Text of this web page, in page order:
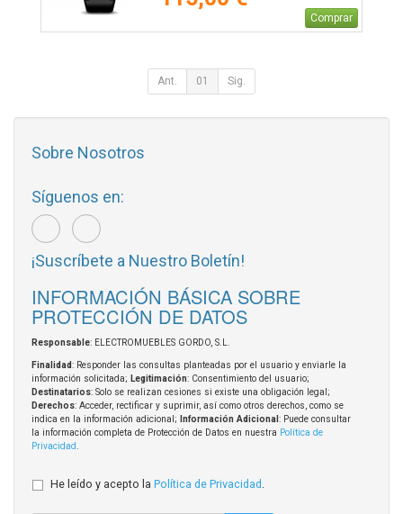
Comprar
Ant. 01 Sig.
Sobre Nosotros
Síguenos en:
¡Suscríbete a Nuestro Boletín!
INFORMACIÓN BÁSICA SOBRE
PROTECCIÓN DE DATOS
Responsable: ELECTROMUEBLES GORDO, S.L.
Finalidad: Responder las consultas planteadas por el usuario y enviarle la
información solicitada; Legitimación: Consentimiento del usuario;
Destinatarios: Solo se realizan cesiones si existe una obligación legal;
Derechos: Acceder, rectificar y suprimir, así como otros derechos, como se
indica en la información adicional;
Información Adicional : Puede consultar
la información completa de Protección de Datos en nuestra Política de
Privacidad
He leído y acepto la Política de Privacidad